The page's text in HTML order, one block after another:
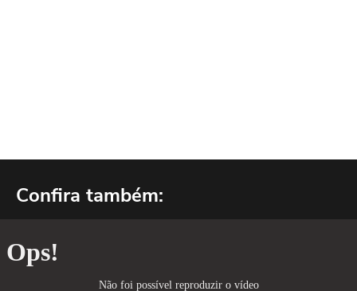
Confira também: